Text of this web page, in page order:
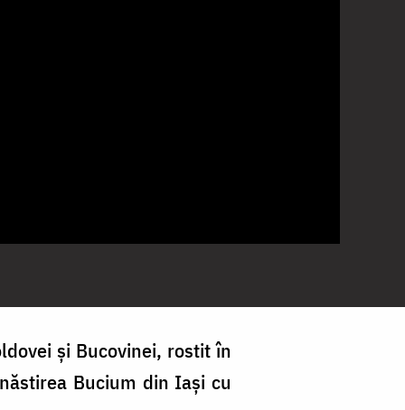
și Bucovinei, rostit în
Bucium din Iași cu